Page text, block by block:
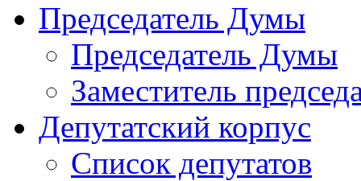
Председатель Думы
Председатель Думы
Заместитель
Депутатский корпус
Список депутатов